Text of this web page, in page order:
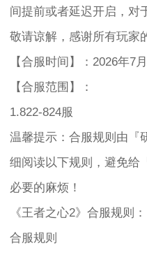
间提前或者延迟开启，对
敬请谅解，感谢所有玩家
【合服时间】：2026年7
【合服范围】：
1.822-824服
温馨提示：合服规则由『
细阅读以下规则，避免给
必要的麻烦！
《王者之心2》合服规则：
合服规则